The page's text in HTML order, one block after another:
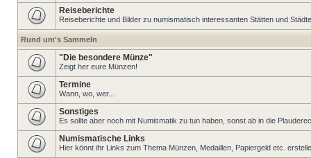
Reiseberichte
Reiseberichte und Bilder zu numismatisch interessanten Stätten und
Rund um's Sammeln
"Die besondere Münze"
Zeigt her eure Münzen!
Termine
Wann, wo, wer...
Sonstiges
Es sollte aber noch mit Numismatik zu tun haben, sonst ab in die
Numismatische Links
Hier könnt ihr Links zum Thema Münzen, Medaillen, Papiergeld etc.